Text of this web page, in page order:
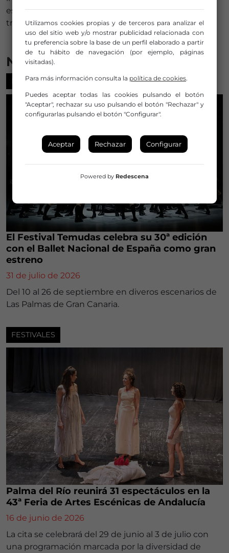
espectáculos del festival y mostrarán parte de su
trabajo al público.
Noticias relacionadas
FESTIVALES
El Festival Temudas celebra su 30ª edición
con el Ballet Nacional de España como gran
estreno
31 de julio de 2026
Del 10 al 26 de septiembre en diveros escenarios de
Las Palmas de Gran Canaria.
FESTIVALES
Palma del Río reunirá 31 espectáculos en la
43ª Feria de Artes Escénicas de Andalucía
16 de junio de 2026
La cita se celebrará del 29 de junio al 3 de julio con
una programación marcada por la diversidad de
Utilizamos cookies propias y de terceros para analizar el
uso del sitio web y/o mostrar publicidad relacionada con
tu preferencia sobre la base de un perfil elaborado a partir
de tu hábito de navegación (por ejemplo, páginas
visitadas).
Para más información consulta la política de cookies.
Puedes aceptar todas las cookies pulsando el botón
"Aceptar", rechazar su uso pulsando el botón "Rechazar" y
configurarlas pulsando el botón "Configurar".
Aceptar Rechazar Configurar
Powered by Redescena